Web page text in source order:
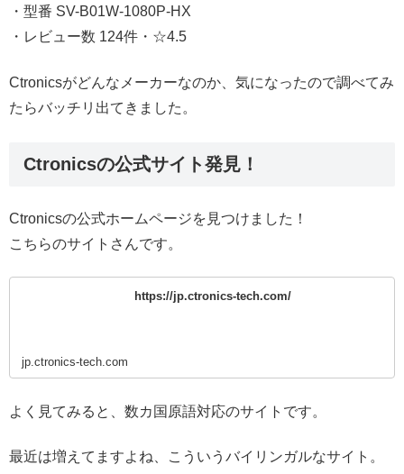
・型番 SV-B01W-1080P-HX
・レビュー数 124件・☆4.5
Ctronicsがどんなメーカーなのか、気になったので調べてみ
たらバッチリ出てきました。
Ctronicsの公式サイト発見！
Ctronicsの公式ホームページを見つけました！
こちらのサイトさんです。
https://jp.ctronics-tech.com/
jp.ctronics-tech.com
よく見てみると、数カ国原語対応のサイトです。
最近は増えてますよね、こういうバイリンガルなサイト。